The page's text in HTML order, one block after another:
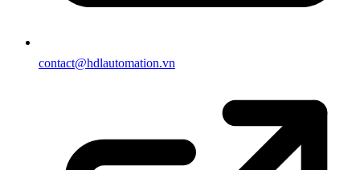
contact@hdlautomation.vn